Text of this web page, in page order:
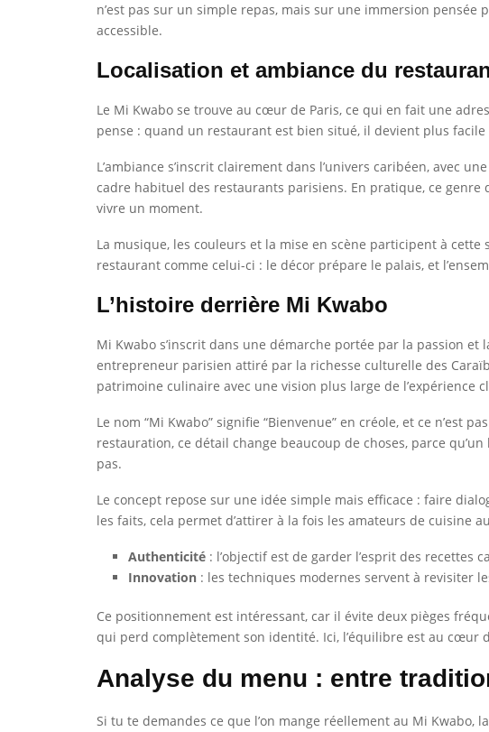
n’est pas sur un simple repas, mais sur une immersion
accessible.
Localisation et ambiance du
Le Mi Kwabo se trouve au cœur de Paris, ce qui en fait une
pense : quand un restaurant est bien situé, il devient plus
L’ambiance s’inscrit clairement dans l’univers caribéen, avec
cadre habituel des restaurants parisiens. En pratique, ce
vivre un moment.
La musique, les couleurs et la mise en scène participent à
restaurant comme celui-ci : le décor prépare le palais, et
L’histoire derrière Mi Kwabo
Mi Kwabo s’inscrit dans une démarche portée par la passion
entrepreneur parisien attiré par la richesse culturelle des
patrimoine culinaire avec une vision plus large de l’expérience
Le nom “Mi Kwabo” signifie “Bienvenue” en créole, et ce n’est
restauration, ce détail change beaucoup de choses, parce
pas.
Le concept repose sur une idée simple mais efficace : faire
les faits, cela permet d’attirer à la fois les amateurs de
Authenticité : l’objectif est de garder l’esprit des
Innovation : les techniques modernes servent à revisiter
Ce positionnement est intéressant, car il évite deux pièges
qui perd complètement son identité. Ici, l’équilibre est au cœur
Analyse du menu : entre
Si tu te demandes ce que l’on mange réellement au Mi